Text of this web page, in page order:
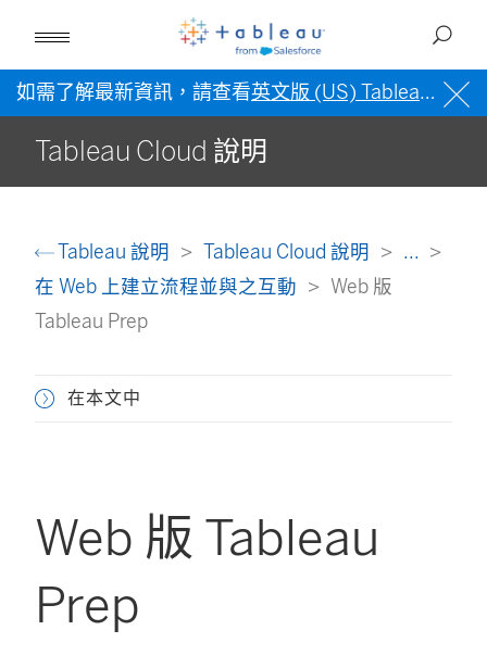
如需了解最新資訊，請查看英文版 (US) Tableau 說明
Tableau Cloud 說明
Tableau 說明 Tableau Cloud 說明
...
在 Web 上建立流程並與之互動
Web 版
Tableau Prep
在本文中
Web 版 Tableau
Prep